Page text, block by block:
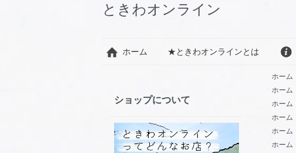
ときわオンライン
ホーム ★ときわオンラインとは
ホーム
ホーム
ホーム
ホーム
ホーム
ホーム
ショップについて